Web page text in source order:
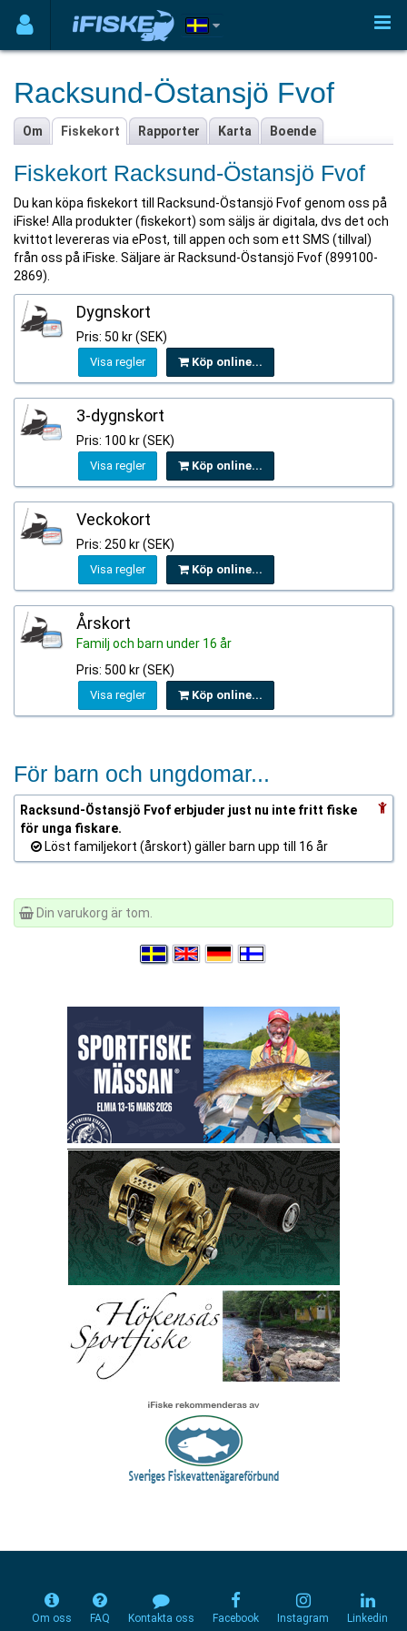
Racksund-Östansjö Fvof
Om Fiskekort Rapporter Karta Boende
Fiskekort Racksund-Östansjö Fvof
Du kan köpa fiskekort till Racksund-Östansjö Fvof genom oss på
iFiske! Alla produkter (fiskekort) som säljs är digitala, dvs det och
kvittot levereras via ePost, till appen och som ett SMS (tillval)
från oss på iFiske. Säljare är Racksund-Östansjö Fvof (899100-
2869).
Dygnskort
Pris: 50 kr (SEK)
Visa regler Köp online...
3-dygnskort
Pris: 100 kr (SEK)
Visa regler Köp online...
Veckokort
Pris: 250 kr (SEK)
Visa regler Köp online...
Årskort
Familj och barn under 16 år
Pris: 500 kr (SEK)
Visa regler Köp online...
För barn och ungdomar...
Racksund-Östansjö Fvof erbjuder just nu inte fritt fiske
för unga fiskare.
Löst familjekort (årskort) gäller barn upp till 16 år
Din varukorg är tom.
Om oss FAQ Kontakta oss Facebook Instagram Linkedin